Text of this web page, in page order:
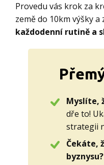
Provedu vás krok za
země do 10km výšky
každodenní rutině a
Myslíte,
dře to!
strategii
Čekáte,
byznysu?